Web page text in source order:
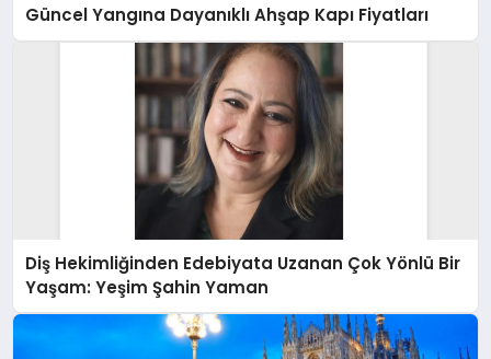
Güncel Yangına Dayanıklı Ahşap Kapı Fiyatları
Diş Hekimliğinden Edebiyata Uzanan Çok Yönlü Bir
Yaşam: Yeşim Şahin Yaman